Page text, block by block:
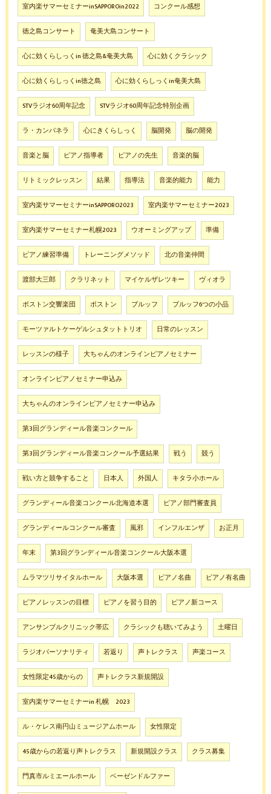
室内楽サマーセミナーinSAPPOROin2022 コンクール感想
徳之島コンサート 奄美大島コンサート
心に効くらしっくin 徳之島&奄美大島 心に効くクラシック
心に効くらしっくin徳之島 心に効くらしっくin奄美大島
STVラジオ60周年記念 STVラジオ60周年記念特別企画
ラ・カンパネラ 心にきくらしっく 脳開発 脳の開発
音楽と脳 ピアノ指導者 ピアノの先生 音楽的脳
リトミックレッスン 結果 指導法 音楽的能力 能力
室内楽サマーセミナーinSAPPORO2023 室内楽サマーセミナー2023
室内楽サマーセミナー札幌2023 ウオーミングアップ 準備
ピアノ練習準備 トレーニングメソッド 北の音楽仲間
渡部大三郎 クラリネット マイケルザレツキー ヴィオラ
ボストン交響楽団 ボストン ブルッフ ブルッフ6つの小品
モーツァルトケーゲルシュタットトリオ 日常のレッスン
レッスンの様子 大ちゃんのオンラインピアノセミナー
オンラインピアノセミナー申込み
大ちゃんのオンラインピアノセミナー申込み
第3回グランディール音楽コンクール
第3回グランディール音楽コンクール予選結果 戦う 競う
戦い方と競争すること 日本人 外国人 キタラ小ホール
グランディール音楽コンクール北海道本選 ピアノ部門審査員
グランディールコンクール審査 風邪 インフルエンザ お正月
年末 第3回グランディール音楽コンクール大阪本選
ムラマツリサイタルホール 大阪本選 ピアノ名曲 ピアノ有名曲
ピアノレッスンの目標 ピアノを習う目的 ピアノ新コース
アンサンブルクリニック帯広 クラシックも聴いてみよう 土曜日
ラジオパーソナリティ 若返り 声トレクラス 声楽コース
女性限定45歳からの 声トレクラス新規開設
室内楽サマーセミナーin 札幌 2023
ル・ケレス南円山ミュージアムホール 女性限定
45歳からの若返り声トレクラス 新規開設クラス クラス募集
門真市ルミエールホール ベーゼンドルファー